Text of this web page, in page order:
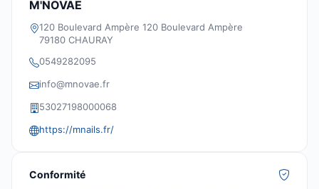
M'NOVAE
120 Boulevard Ampère 120 Boulevard Ampère
79180 CHAURAY
0549282095
info@mnovae.fr
53027198000068
https://mnails.fr/
Conformité